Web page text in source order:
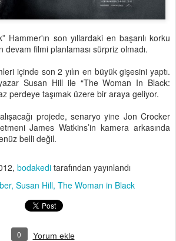
Hammer'ın son yıllardaki en başarılı korku
filmi planlaması sürpriz olmadı.
içinde son 2 yılın en büyük gişesini yaptı.
Susan Hill ile “The Woman In Black:
perdeye taşımak üzere bir araya geliyor.
projede, senaryo yine Jon Crocker
James Watkins’in kamera arkasında
belli değil.
, bodakeditarafından yayınlandı
Susan Hill The Woman in Black
0 Yorum ekle